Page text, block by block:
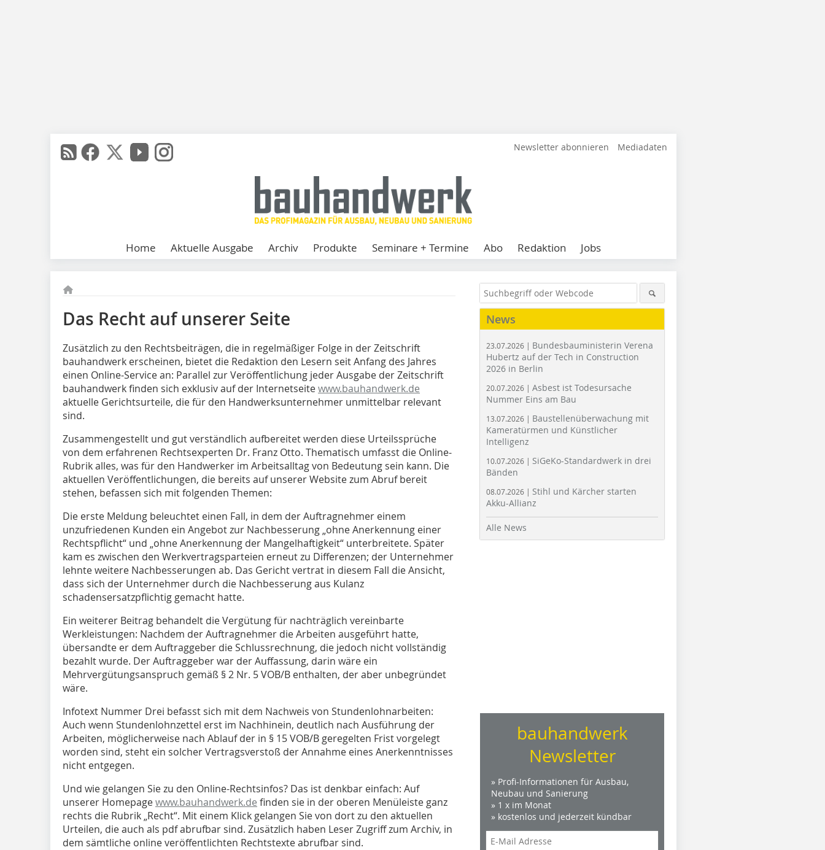
Newsletter abonnieren Mediadaten
Home Aktuelle Ausgabe Archiv Produkte Seminare + Termine Abo Redaktion Jobs
Das Recht auf unserer Seite
Zusätzlich zu den Rechtsbeiträgen, die in regelmäßiger Folge in der Zeitschrift
bauhandwerk erscheinen, bietet die Redaktion den Lesern seit Anfang des Jahres
einen Online-Service an: Parallel zur Veröffentlichung jeder Ausgabe der Zeitschrift
bauhandwerk finden sich exklusiv auf der Internetseitewww.bauhandwerk.de
aktuelle Gerichtsurteile, die für den Handwerksunternehmer unmittelbar relevant
sind.
Zusammengestellt und gut verständlich aufbereitet werden diese Urteilssprüche
von dem erfahrenen Rechtsexperten Dr. Franz Otto. Thematisch umfasst die Online-
Rubrik alles, was für den Handwerker im Arbeitsalltag von Bedeutung sein kann. Die
aktuellen Veröffentlichungen, die bereits auf unserer Website zum Abruf bereit
stehen, befassen sich mit folgenden Themen:
Die erste Meldung beleuchtet einen Fall, in dem der Auftragnehmer einem
unzufriedenen Kunden ein Angebot zur Nachbesserung „ohne Anerkennung einer
Rechtspflicht“ und „ohne Anerkennung der Mangelhaftigkeit“ unterbreitete. Später
kam es zwischen den Werkvertragsparteien erneut zu Differenzen; der Unternehmer
lehnte weitere Nachbesserungen ab. Das Gericht vertrat in diesem Fall die Ansicht,
dass sich der Unternehmer durch die Nachbesserung aus Kulanz
schadensersatzpflichtig gemacht hatte.
Ein weiterer Beitrag behandelt die Vergütung für nachträglich vereinbarte
Werkleistungen: Nachdem der Auftragnehmer die Arbeiten ausgeführt hatte,
übersandte er dem Auftraggeber die Schlussrechnung, die jedoch nicht vollständig
bezahlt wurde. Der Auftraggeber war der Auffassung, darin wäre ein
Mehrvergütungsanspruch gemäß § 2 Nr. 5 VOB/B enthalten, der aber unbegründet
wäre.
Infotext Nummer Drei befasst sich mit dem Nachweis von Stundenlohnarbeiten:
Auch wenn Stundenlohnzettel erst im Nachhinein, deutlich nach Ausführung der
Arbeiten, möglicherweise nach Ablauf der in § 15 VOB/B geregelten Frist vorgelegt
worden sind, steht ein solcher Vertragsverstoß der Annahme eines Anerkenntnisses
nicht entgegen.
Und wie gelangen Sie zu den Online-Rechtsinfos? Das ist denkbar einfach: Auf
unserer Homepagewww.bauhandwerk.de finden sie in der oberen Menüleiste ganz
rechts die Rubrik „Recht“. Mit einem Klick gelangen Sie von dort zu den aktuellen
Urteilen, die auch als pdf abrufbar sind. Zusätzlich haben Leser Zugriff zum Archiv, in
dem sämtliche online veröffentlichten Rechtstexte abrufbar sind.
News
23.07.2026 | Bundesbauministerin Verena
Hubertz auf der Tech in Construction
2026 in Berlin
20.07.2026 | Asbest ist Todesursache
Nummer Eins am Bau
13.07.2026 | Baustellenüberwachung mit
Kameratürmen und Künstlicher
Intelligenz
10.07.2026 | SiGeKo-Standardwerk in drei
Bänden
08.07.2026 | Stihl und Kärcher starten
Akku-Allianz
Alle News
bauhandwerk
Newsletter
» Profi-Informationen für Ausbau,
Neubau und Sanierung
» 1 x im Monat
» kostenlos und jederzeit kündbar